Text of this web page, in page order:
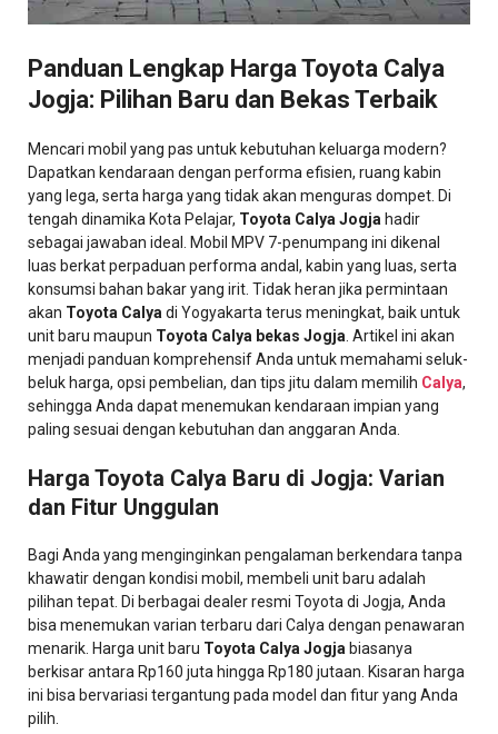
Panduan Lengkap Harga Toyota Calya
Jogja: Pilihan Baru dan Bekas Terbaik
Mencari mobil yang pas untuk kebutuhan keluarga modern?
Dapatkan kendaraan dengan performa efisien, ruang kabin
yang lega, serta harga yang tidak akan menguras dompet. Di
tengah dinamika Kota Pelajar, Toyota Calya Jogja hadir
sebagai jawaban ideal. Mobil MPV 7-penumpang ini dikenal
luas berkat perpaduan performa andal, kabin yang luas, serta
konsumsi bahan bakar yang irit. Tidak heran jika permintaan
akan Toyota Calya di Yogyakarta terus meningkat, baik untuk
unit baru maupun Toyota Calya bekas Jogja . Artikel ini akan
menjadi panduan komprehensif Anda untuk memahami seluk-
beluk harga, opsi pembelian, dan tips jitu dalam memilih Calya,
sehingga Anda dapat menemukan kendaraan impian yang
paling sesuai dengan kebutuhan dan anggaran Anda.
Harga Toyota Calya Baru di Jogja: Varian
dan Fitur Unggulan
Bagi Anda yang menginginkan pengalaman berkendara tanpa
khawatir dengan kondisi mobil, membeli unit baru adalah
pilihan tepat. Di berbagai dealer resmi Toyota di Jogja, Anda
bisa menemukan varian terbaru dari Calya dengan penawaran
menarik. Harga unit baru Toyota Calya Jogja biasanya
berkisar antara Rp160 juta hingga Rp180 jutaan. Kisaran harga
ini bisa bervariasi tergantung pada model dan fitur yang Anda
pilih.